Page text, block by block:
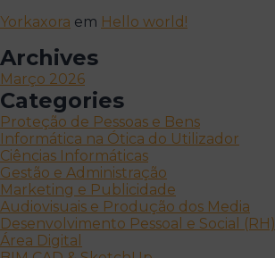
Yorkaxora em Hello world!
Archives
Março 2026
Categories
Proteção de Pessoas e Bens
Informática na Ótica do Utilizador
Ciências Informáticas
Gestão e Administração
Marketing e Publicidade
Audiovisuais e Produção dos Media
Desenvolvimento Pessoal e Social (RH)
Área Digital